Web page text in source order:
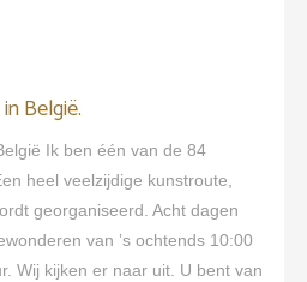
België.
Ik ben één van de 84
heel veelzijdige kunstroute,
georganiseerd. Acht dagen
van ’s ochtends 10:00
Wij kijken er naar uit. U bent van